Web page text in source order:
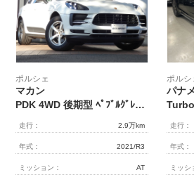
ポルシェ
マカン
PDK 4WD 後期型 ﾍﾟﾌﾞﾙｸﾞﾚｰ革 ｴﾝﾄﾘｰ&ﾄﾞﾗｲﾌﾞ ｼｰﾄﾋｰﾀｰ ACC PASM LEDﾍｯﾄﾞﾗｲﾄ 8WAY LDW LCA PCMﾅﾋﾞAppleCarPlay 360°ｶﾒﾗ ﾊﾟﾜｽﾃﾌﾟﾗｽ 純正18AW 禁煙 1ｵﾅ 正規D車
走行： 2.9万km
年式： 2021/R3
ミッション： AT
ポルシ
パナ
走行：
年式：
ミッシ